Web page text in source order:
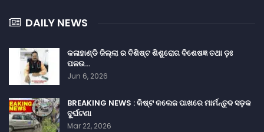
DAILY NEWS
କଳାହାଣ୍ଡି ଜିଲ୍ଲା ର ବିଶିଷ୍ଟ ଶିଶୁରୋଗ ବିଶେଷଜ୍ଞ ତଥା ଡ଼ଃ
ପଳଉ…
Jun 6, 2026
BREAKING NEWS : କିଷ୍ଟ କଲେଜ ପାଖରେ ମାର୍ମନ୍ତୁଦ ସଡ଼କ
ଦୁର୍ଘଟଣା
Mar 22, 2026